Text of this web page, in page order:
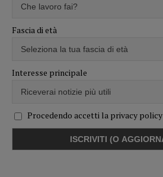
Fascia di età
Interesse principale
Procedendo accetti la privacy policy